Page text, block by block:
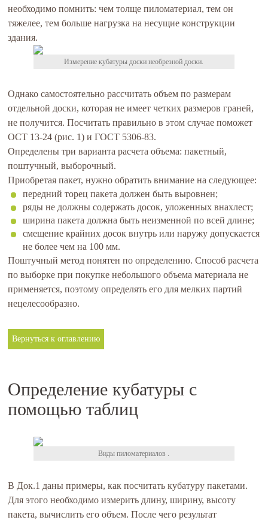
необходимо помнить: чем толще пиломатериал, тем он
тяжелее, тем больше нагрузка на несущие конструкции
здания.
Измерение кубатуры доски необрезной доски.
Однако самостоятельно рассчитать объем по размерам
отдельной доски, которая не имеет четких размеров граней,
не получится. Посчитать правильно в этом случае поможет
ОСТ 13‑24 (рис. 1) и ГОСТ 5306-83.
Определены три варианта расчета объема: пакетный,
поштучный, выборочный.
Приобретая пакет, нужно обратить внимание на следующее:
передний торец пакета должен быть выровнен;
ряды не должны содержать досок, уложенных внахлест;
ширина пакета должна быть неизменной по всей длине;
смещение крайних досок внутрь или наружу допускается
не более чем на 100 мм.
Поштучный метод понятен по определению. Способ расчета
по выборке при покупке небольшого объема материала не
применяется, поэтому определять его для мелких партий
нецелесообразно.
Вернуться к оглавлению
Определение кубатуры с
помощью таблиц
Виды пиломатериалов .
В Док.1 даны примеры, как посчитать кубатуру пакетами.
Для этого необходимо измерить длину, ширину, высоту
пакета, вычислить его объем. После чего результат